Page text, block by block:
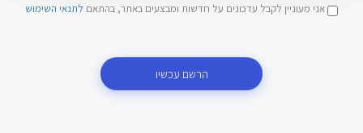
אני מעוניין לקבל עדכונים על חדשות ומבצעים באתר, בהתאם לתנאי השימוש
הרשם עכשיו